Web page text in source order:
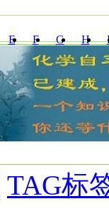
E F G H
TAG标